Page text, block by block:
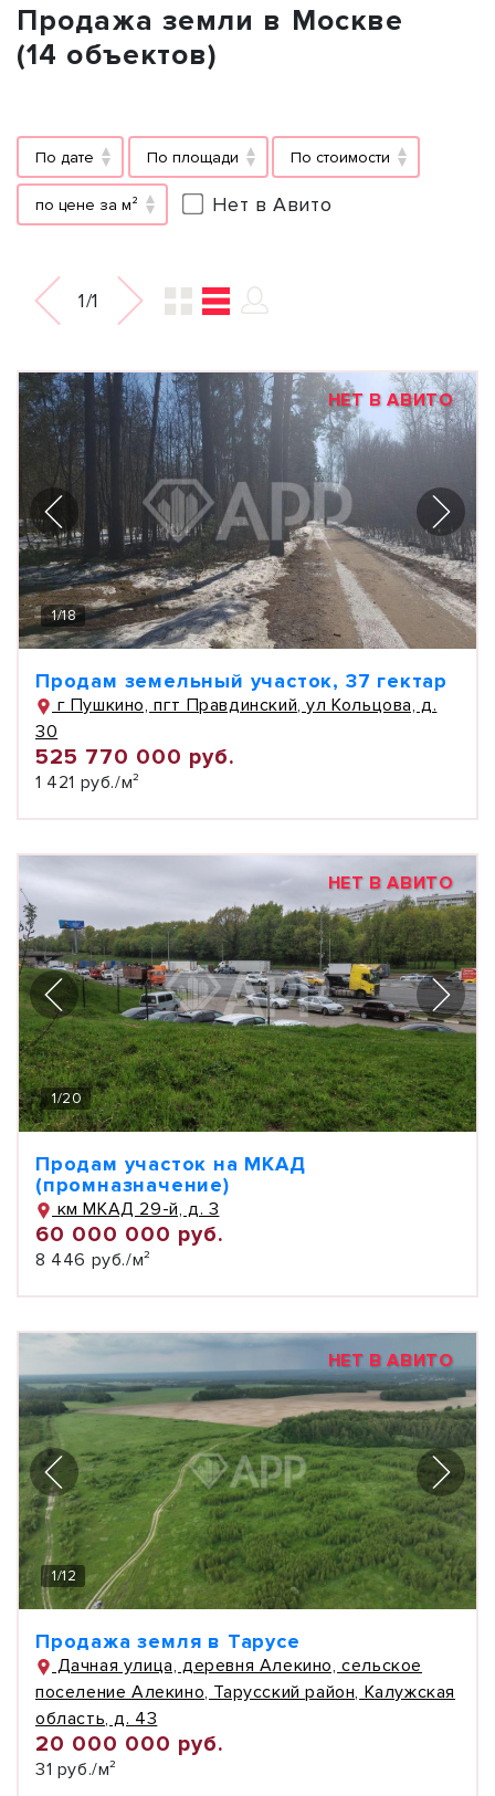
Продажа земли в Москве
(14 объектов)
По дате По площади По стоимости
по цене за м² Нет в Авито
1/1
НЕТ В АВИТО
1/18
Продам земельный участок, 37 гектар
г Пушкино, пгт Правдинский, ул Кольцова, д.
30
525 770 000 руб.
1 421 руб./м²
НЕТ В АВИТО
1/20
Продам участок на МКАД
(промназначение)
км МКАД 29-й, д. 3
60 000 000 руб.
8 446 руб./м²
НЕТ В АВИТО
1/12
Продажа земля в Тарусе
Дачная улица, деревня Алекино, сельское
поселение Алекино, Тарусский район, Калужская
область, д. 43
20 000 000 руб.
31 руб./м²